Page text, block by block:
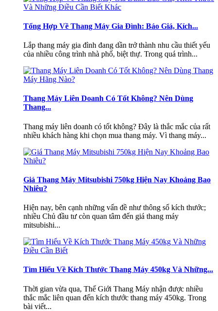
Tổng Hợp Về Thang Máy Gia Đình: Báo Giá, Kích...
Lắp thang máy gia đình đang dần trở thành nhu cầu thiết yếu
của nhiều công trình nhà phố, biệt thự. Trong quá trình...
Thang Máy Liên Doanh Có Tốt Không? Nên Dùng
Thang...
Thang máy liên doanh có tốt không? Đây là thắc mắc của rất
nhiều khách hàng khi chọn mua thang máy. Vì thang máy...
Giá Thang Máy Mitsubishi 750kg Hiện Nay Khoảng Bao
Nhiêu?
Hiện nay, bên cạnh những vấn đề như thông số kích thước;
nhiều Chủ đầu tư còn quan tâm đến giá thang máy
mitsubishi...
Tìm Hiểu Về Kích Thước Thang Máy 450kg Và Những...
Thời gian vừa qua, Thế Giới Thang Máy nhận được nhiều
thắc mắc liên quan đến kích thước thang máy 450kg. Trong
bài viết...